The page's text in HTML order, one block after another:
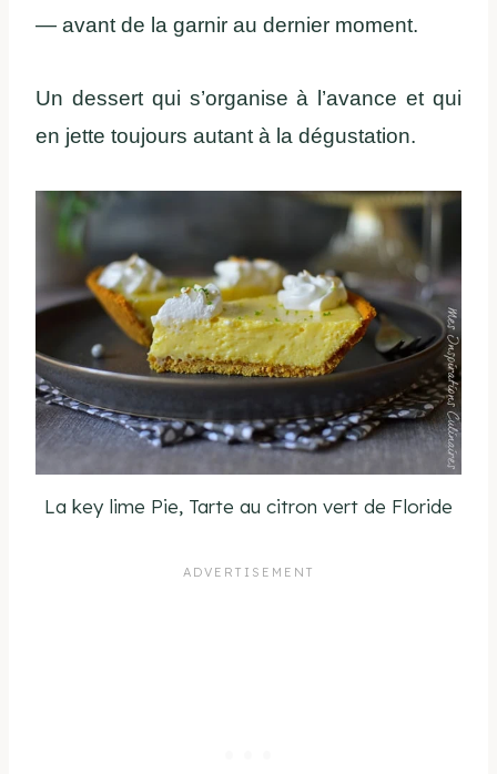
— avant de la garnir au dernier moment.
Un dessert qui s’organise à l’avance et qui
en jette toujours autant à la dégustation.
La key lime Pie, Tarte au citron vert de Floride